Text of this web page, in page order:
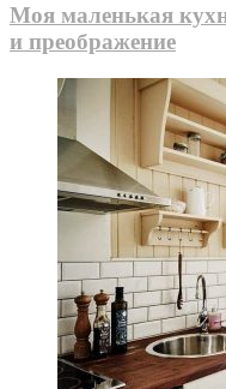
Моя маленькая
и преображение